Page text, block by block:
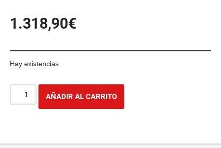
1.318,90€
Hay existencias
AÑADIR AL CARRITO